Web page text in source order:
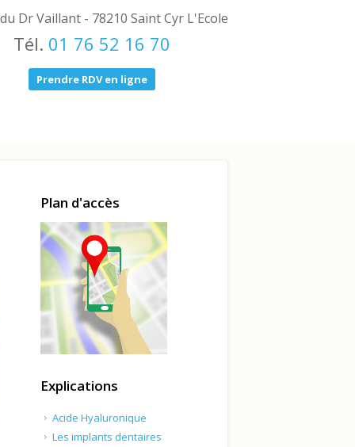
Dr Vaillant - 78210 Saint Cyr L'Ecole
Tél. 01 76 52 16 70
Prendre RDV en ligne
Plan d'accès
Explications
Acide Hyaluronique
Les implants dentaires